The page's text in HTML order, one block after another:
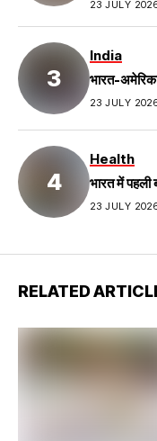
23 JULY
India
भारत-
23 JULY
Health
भारत में
23 JULY
RELATED